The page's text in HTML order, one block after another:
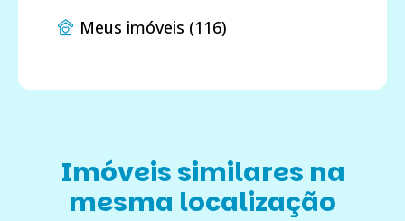
Meus imóveis (116)
Imóveis similares na
mesma localização